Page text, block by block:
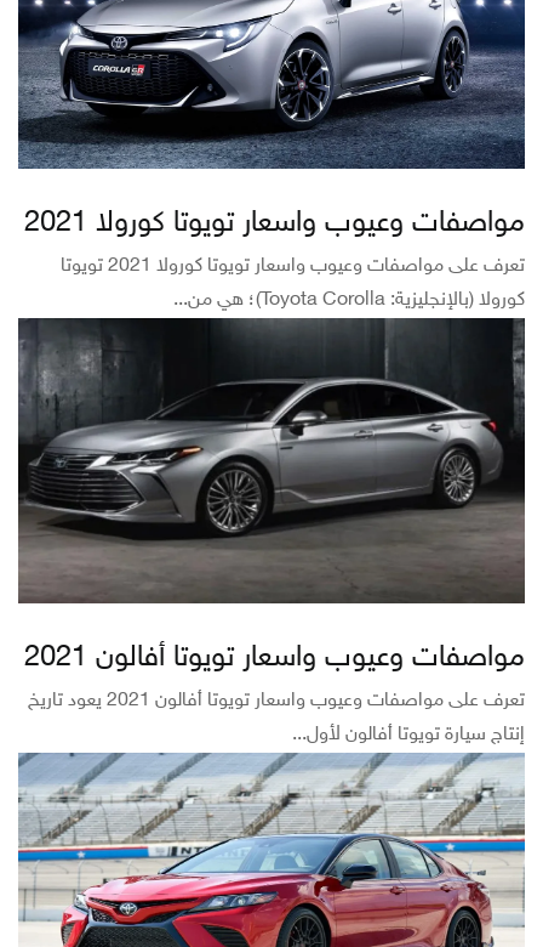
مواصفات وعيوب واسعار تويوتا كورولا 2021
تعرف على مواصفات وعيوب واسعار تويوتا كورولا 2021 تويوتا
كورولا (بالإنجليزية: Toyota Corolla)؛ هي من...
مواصفات وعيوب واسعار تويوتا أفالون 2021
تعرف على مواصفات وعيوب واسعار تويوتا أفالون 2021 يعود تاريخ
إنتاج سيارة تويوتا أفالون لأول...